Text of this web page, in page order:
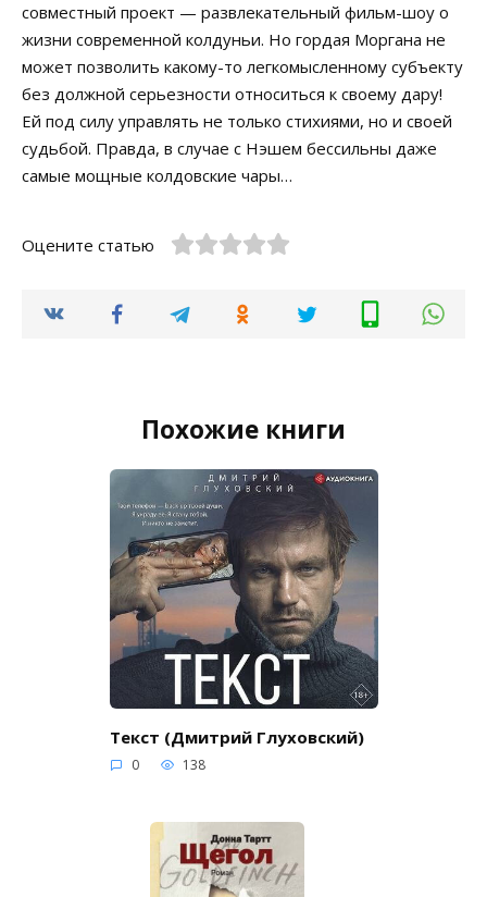
совместный проект — развлекательный фильм-шоу о
жизни современной колдуньи. Но гордая Моргана не
может позволить какому-то легкомысленному субъекту
без должной серьезности относиться к своему дару!
Ей под силу управлять не только стихиями, но и своей
судьбой. Правда, в случае с Нэшем бессильны даже
самые мощные колдовские чары…
Оцените статью
Похожие книги
Текст (Дмитрий Глуховский)
0 138